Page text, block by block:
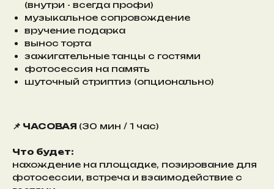
(внутри - всегда профи)
музыкальное сопровождение
вручение подарка
вынос торта
зажигательные танцы с гостями
фотосессия на память
шуточный стриптиз (опционально)
📌 ЧАСОВАЯ (30 мин / 1 час)
Что будет:
нахождение на площадке, позирование для
фотосессии, встреча и взаимодействие с